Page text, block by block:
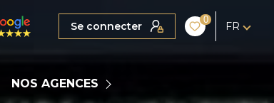
Se connecter
0
FR
NOS AGENCES